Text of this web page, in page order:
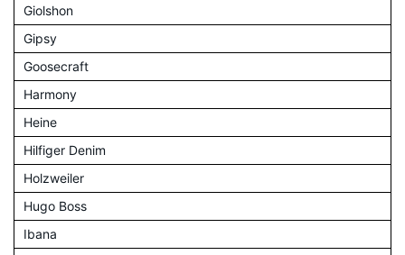
Giolshon
Gipsy
Goosecraft
Harmony
Heine
Hilfiger Denim
Holzweiler
Hugo Boss
Ibana